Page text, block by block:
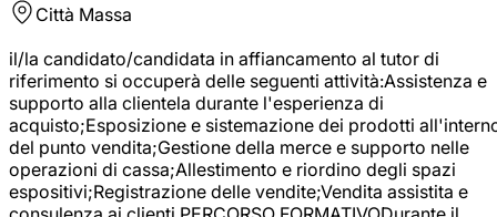
Città Massa
il/la candidato/candidata in affiancamento al tutor di
riferimento si occuperà delle seguenti attività:Assistenza e
supporto alla clientela durante l'esperienza di
acquisto;Esposizione e sistemazione dei prodotti
del punto vendita;Gestione della merce e supporto nelle
operazioni di cassa;Allestimento e riordino degli spazi
espositivi;Registrazione delle vendite;Vendita assistita e